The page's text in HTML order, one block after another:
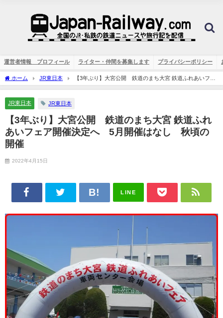
運営者情報 プロフィール ライター・仲間を募集します プライバシーポリシー
ホーム JR東日本
【3年ぶり】大宮公開 鉄道のまち大宮 鉄道ふれあいフェ
ア開催決定へ 5月開催はなし 秋頃の開催
JR東日本 JR東日本
【3年ぶり】大宮公開 鉄道のまち大宮 鉄道ふれ
あいフェア開催決定へ 5月開催はなし 秋頃の
開催
2022年4月15日
LINE